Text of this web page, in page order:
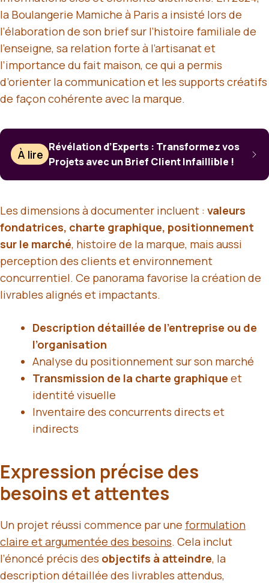
la Boulangerie Mamiche à Paris a insisté lors de
l’élaboration de son brief sur l’histoire familiale de
l’enseigne, sa relation forte à l’artisanat et
l’importance du fait maison, ce qui a permis
d’orienter la communication et les supports créatifs
de façon cohérente avec la marque.
À lire
Révélation d’Experts : Transformez vos
Projets avec un Brief Client Infaillible !
Les dimensions à documenter incluent : valeurs
fondatrices, charte graphique, positionnement
sur le marché, histoire de la marque, mais aussi
perception des clients et environnement
concurrentiel. Ce panorama favorise la création de
livrables alignés et impactants.
Description détaillée de l’entreprise ou de
l’organisation
Analyse du positionnement sur son marché
Transmission de la charte graphique et
identité visuelle
Inventaire des concurrents directs et
indirects
Expression précise des
besoins et attentes
Un projet réussi commence par une formulation
claire et argumentée des besoins. Cela inclut
l’énoncé précis des objectifs à atteindre, la
description détaillée des livrables attendus,